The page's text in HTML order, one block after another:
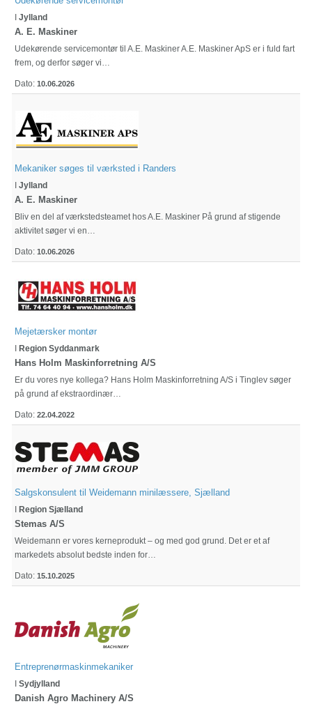
I Jylland
A. E. Maskiner
Udekørende servicemontør til A.E. Maskiner A.E. Maskiner ApS er i fuld fart
frem, og derfor søger vi…
Dato: 10.06.2026
Mekaniker søges til værksted i Randers
I Jylland
A. E. Maskiner
Bliv en del af værkstedsteamet hos A.E. Maskiner På grund af stigende
aktivitet søger vi en…
Dato: 10.06.2026
Mejetærsker montør
I Region Syddanmark
Hans Holm Maskinforretning A/S
Er du vores nye kollega? Hans Holm Maskinforretning A/S i Tinglev søger
på grund af ekstraordinær…
Dato: 22.04.2022
Salgskonsulent til Weidemann minilæssere, Sjælland
I Region Sjælland
Stemas A/S
Weidemann er vores kerneprodukt – og med god grund. Det er et af
markedets absolut bedste inden for…
Dato: 15.10.2025
Entreprenørmaskinmekaniker
I Sydjylland
Danish Agro Machinery A/S